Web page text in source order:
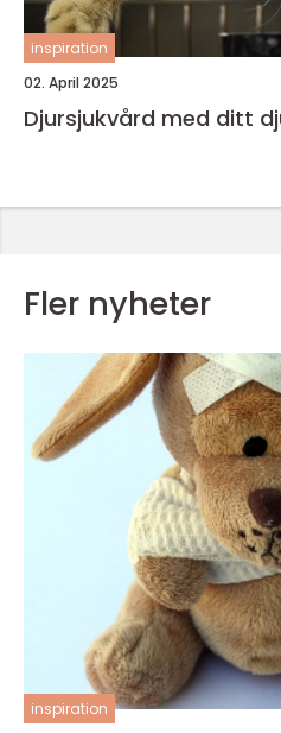
inspiration
02. April 2025
Djursjukvård med ditt
Fler nyheter
inspiration